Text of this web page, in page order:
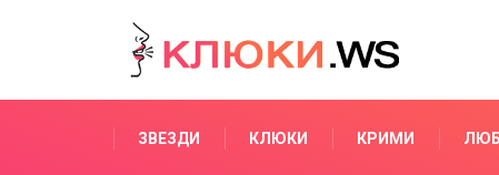
ЗВЕЗДИ КЛЮКИ КРИМИ